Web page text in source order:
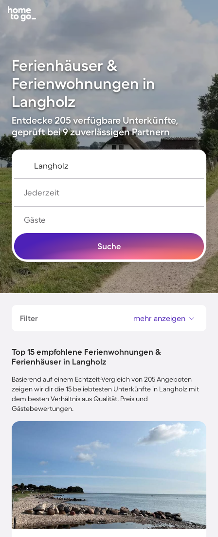
Ferienhäuser &
Ferienwohnungen in
Langholz
Entdecke 205 verfügbare Unterkünfte,
geprüft bei 9 zuverlässigen Partnern
Jederzeit
Gäste
Suche
Filter mehr anzeigen
Top 15 empfohlene Ferienwohnungen &
Ferienhäuser in Langholz
Basierend auf einem Echtzeit-Vergleich von 205 Angeboten
zeigen wir dir die 15 beliebtesten Unterkünfte in Langholz mit
dem besten Verhältnis aus Qualität, Preis und
Gästebewertungen.